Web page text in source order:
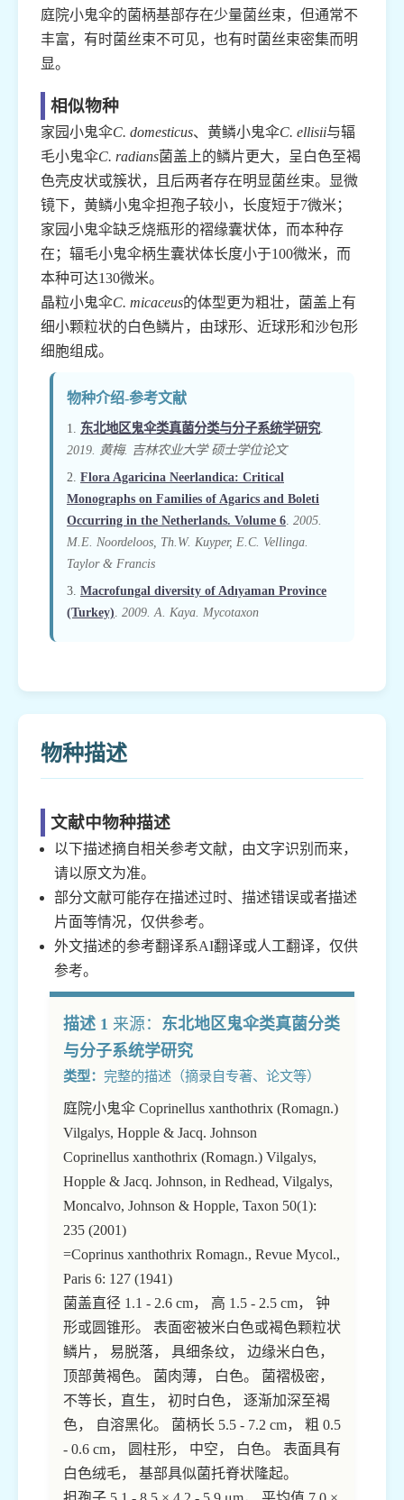
庭院小鬼伞的菌柄基部存在少量菌丝束，但通常不
丰富，有时菌丝束不可见，也有时菌丝束密集而明
显。
相似物种
家园小鬼伞C. domesticus、黄鳞小鬼伞C. ellisii与辐
毛小鬼伞C. radians菌盖上的鳞片更大，呈白色至褐
色壳皮状或簇状，且后两者存在明显菌丝束。显微
镜下，黄鳞小鬼伞担孢子较小，长度短于7微米；
家园小鬼伞缺乏烧瓶形的褶缘囊状体，而本种存
在；辐毛小鬼伞柄生囊状体长度小于100微米，而
本种可达130微米。
晶粒小鬼伞C. micaceus的体型更为粗壮，菌盖上有
细小颗粒状的白色鳞片，由球形、近球形和沙包形
细胞组成。
物种介绍-参考文献
1. 东北地区鬼伞类真菌分类与分子系统学研究.
2019. 黄梅. 吉林农业大学 硕士学位论文
2. Flora Agaricina Neerlandica: Critical
Monographs on Families of Agarics and Boleti
Occurring in the Netherlands. Volume 6. 2005.
M.E. Noordeloos, Th.W. Kuyper, E.C. Vellinga.
Taylor & Francis
3. Macrofungal diversity of Adıyaman Province
(Turkey). 2009. A. Kaya. Mycotaxon
物种描述
文献中物种描述
以下描述摘自相关参考文献，由文字识别而来，
请以原文为准。
部分文献可能存在描述过时、描述错误或者描述
片面等情况，仅供参考。
外文描述的参考翻译系AI翻译或人工翻译，仅供
参考。
描述 1 来源： 东北地区鬼伞类真菌分类
与分子系统学研究
类型： 完整的描述（摘录自专著、论文等）
庭院小鬼伞 Coprinellus xanthothrix (Romagn.)
Vilgalys, Hopple & Jacq. Johnson
Coprinellus xanthothrix (Romagn.) Vilgalys,
Hopple & Jacq. Johnson, in Redhead, Vilgalys,
Moncalvo, Johnson & Hopple, Taxon 50(1):
235 (2001)
=Coprinus xanthothrix Romagn., Revue Mycol.,
Paris 6: 127 (1941)
菌盖直径 1.1 - 2.6 cm， 高 1.5 - 2.5 cm， 钟
形或圆锥形。 表面密被米白色或褐色颗粒状
鳞片， 易脱落， 具细条纹， 边缘米白色，
顶部黄褐色。 菌肉薄， 白色。 菌褶极密，
不等长，直生， 初时白色， 逐渐加深至褐
色， 自溶黑化。 菌柄长 5.5 - 7.2 cm， 粗 0.5
- 0.6 cm， 圆柱形， 中空， 白色。 表面具有
白色绒毛， 基部具似菌托脊状隆起。